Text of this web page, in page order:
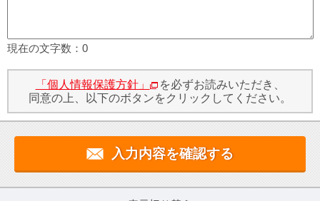
現在の文字数： 0
「個人情報保護方針」
を必ずお読みいただき、
同意の上、以下のボタンをクリックしてください。
入力内容を確認する